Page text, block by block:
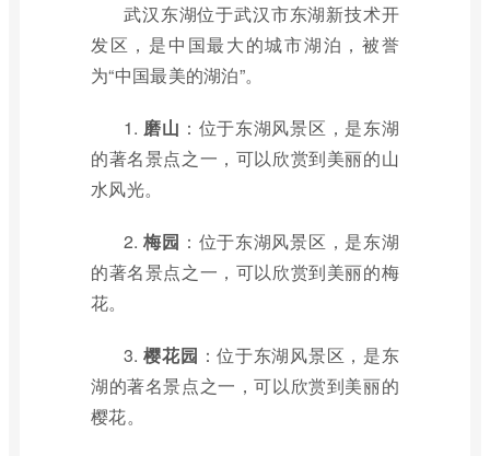
武汉东湖位于武汉市东湖新技术开
发区，是中国最大的城市湖泊，被誉
为“中国最美的湖泊”。
1. 磨山 ：位于东湖风景区，是东湖
的著名景点之一，可以欣赏到美丽的山
水风光。
2.梅园 ：位于东湖风景区，是东湖
的著名景点之一，可以欣赏到美丽的梅
花。
3.樱花园 ：位于东湖风景区，是东
湖的著名景点之一，可以欣赏到美丽的
樱花。